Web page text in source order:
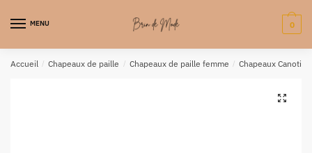
MENU 0
Accueil / Chapeaux de paille / Chapeaux de paille femme / Chapeaux
🔍